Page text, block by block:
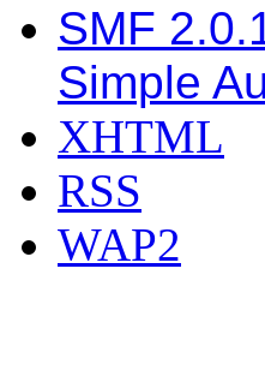
SMF
Simple
XHTML
RSS
WAP2